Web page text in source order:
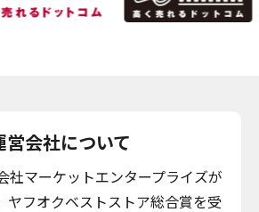
営会社について
社マーケットエンタープライズが
ヤフオクベストストア総合賞を受